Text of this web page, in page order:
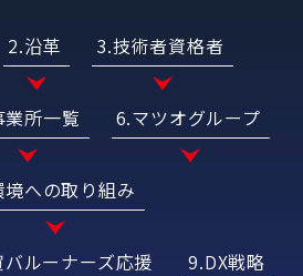
2.沿革 3.技術者資格者
業所一覧 6.マツオグループ
境への取り組み
ルーナーズ応援 9.DX戦略